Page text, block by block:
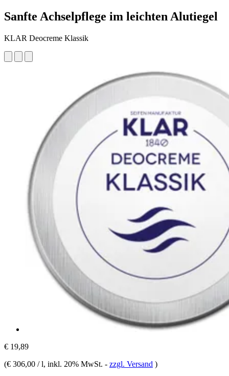
Sanfte Achselpflege im leichten Alutiegel
KLAR Deocreme Klassik
€ 19,89
(€ 306,00 / l, inkl. 20% MwSt. - zzgl. Versand )